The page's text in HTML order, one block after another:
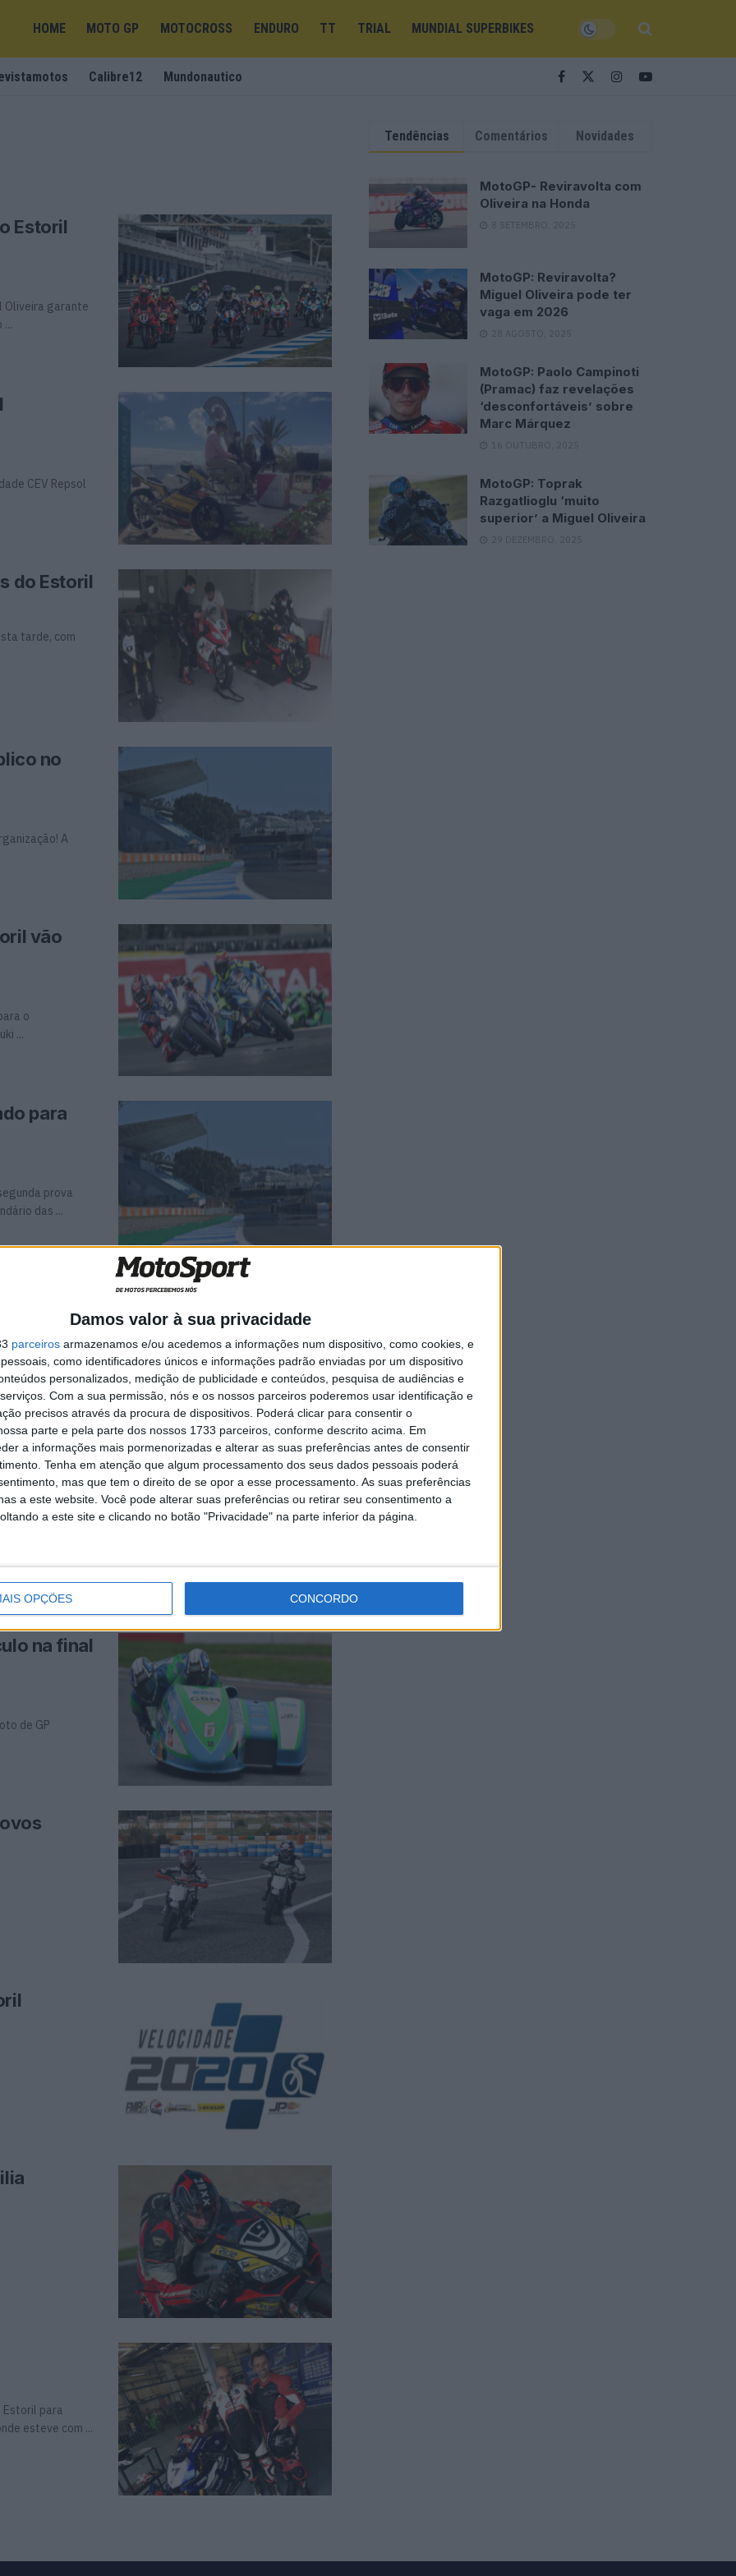
Damos valor à sua privacidade
parceiros armazenamos e/ou acedemos a informações num dispositivo, como cookies, e
como identificadores únicos e informações padrão enviadas por um dispositivo
personalizados, medição de publicidade e conteúdos, pesquisa de audiências e
Com a sua permissão, nós e os nossos parceiros poderemos usar identificação e
precisos através da procura de dispositivos. Poderá clicar para consentir o
parte e pela parte dos nossos 1733 parceiros, conforme descrito acima. Em
a informações mais pormenorizadas e alterar as suas preferências antes de consentir
Tenha em atenção que algum processamento dos seus dados pessoais poderá
mas que tem o direito de se opor a esse processamento. As suas preferências
a este website. Você pode alterar suas preferências ou retirar seu consentimento a
a este site e clicando no botão "Privacidade" na parte inferior da página.
OPÇÕES CONCORDO
HOME MOTO GP MOTOCROSS ENDURO TT TRIAL MUNDIAL SUPERBIKES
Calibre12 Mundonautico
Estoril
Oliveira garante
CEV Repsol
do Estoril
tarde, com
no
A
vão
o
...
para
prova
das ...
a Ivo
Estoril
na final
de GP
Estoril para
esteve com ...
Tendências Comentários Novidades
MotoGP- Reviravolta com
Oliveira na Honda
8 SETEMBRO, 2025
MotoGP: Reviravolta?
Miguel Oliveira pode ter
vaga em 2026
28 AGOSTO, 2025
MotoGP: Paolo Campinoti
(Pramac) faz revelações
‘desconfortáveis’ sobre
Marc Márquez
16 OUTUBRO, 2025
MotoGP: Toprak
Razgatlioglu ‘muito
superior’ a Miguel Oliveira